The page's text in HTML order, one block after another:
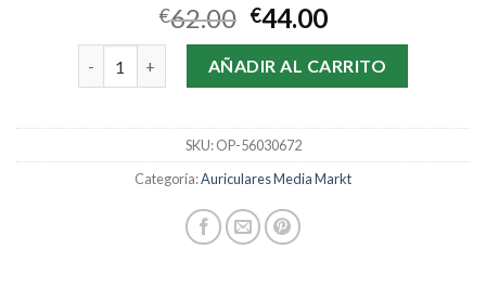
€62.00 €44.00
auriculares media markt cantidad
AÑADIR AL CARRITO
SKU:OP-56030672
Categoría:Auriculares Media Markt